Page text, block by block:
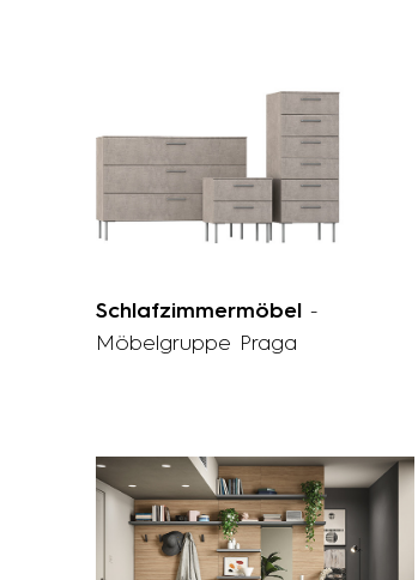
Schlafzimmermöbel -
Möbelgruppe Praga